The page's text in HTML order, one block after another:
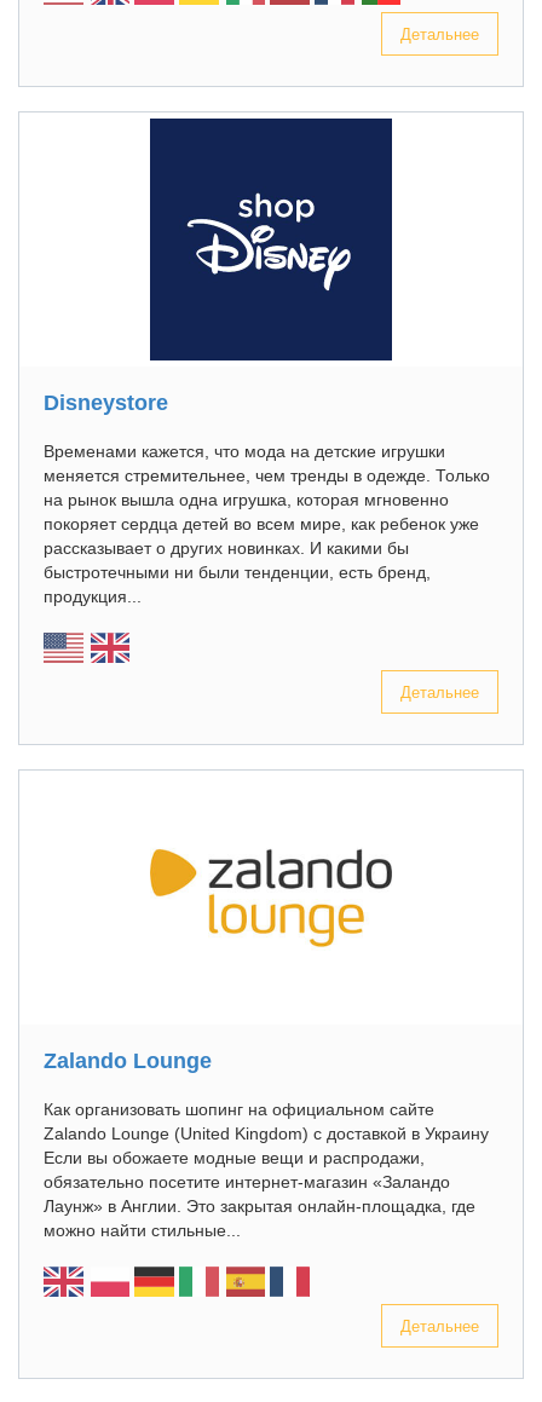
Детальнее
Disneystore
Временами кажется, что мода на детские игрушки
меняется стремительнее, чем тренды в одежде. Только
на рынок вышла одна игрушка, которая мгновенно
покоряет сердца детей во всем мире, как ребенок уже
рассказывает о других новинках. И какими бы
быстротечными ни были тенденции, есть бренд,
продукция...
Детальнее
Zalando Lounge
Как организовать шопинг на официальном сайте
Zalando Lounge (United Kingdom) с доставкой в Украину
Если вы обожаете модные вещи и распродажи,
обязательно посетите интернет-магазин «Заландо
Лаунж» в Англии. Это закрытая онлайн-площадка, где
можно найти стильные...
Детальнее